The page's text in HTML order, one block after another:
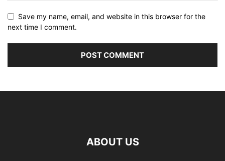
Save my name, email, and website in this browser for the
next time I comment.
ABOUT US